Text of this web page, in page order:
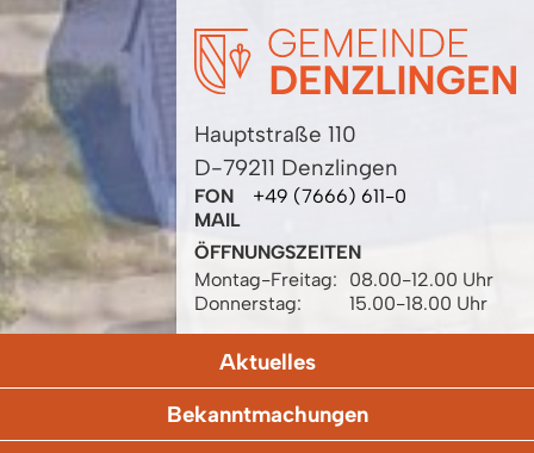
Hauptstraße 110
D-79211 Denzlingen
FON
+49 (7666) 611-0
MAIL
ÖFFNUNGSZEITEN
Montag-Freitag:
08.00-12.00 Uhr
Donnerstag:
15.00-18.00 Uhr
Aktuelles
Bekanntmachungen